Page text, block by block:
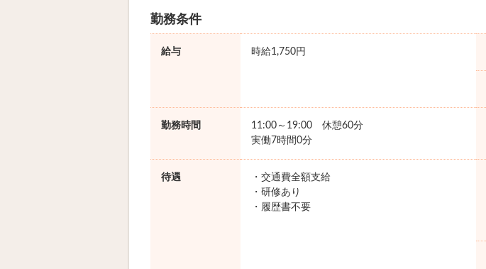
勤務条件
給与 時給1,750円
勤務時間
11:00～19:00 休憩60分
実働7時間0分
待遇
・交通費全額支給
・研修あり
・履歴書不要